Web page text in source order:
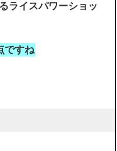
ライスパワーショッ
ですね